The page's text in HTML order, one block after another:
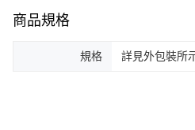
商品規格
規格 詳見外包裝所